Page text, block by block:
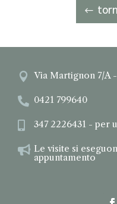
 Via Martignon 7/A
 0421 799640
347 2226431 - per
 Le visite si
appuntamento